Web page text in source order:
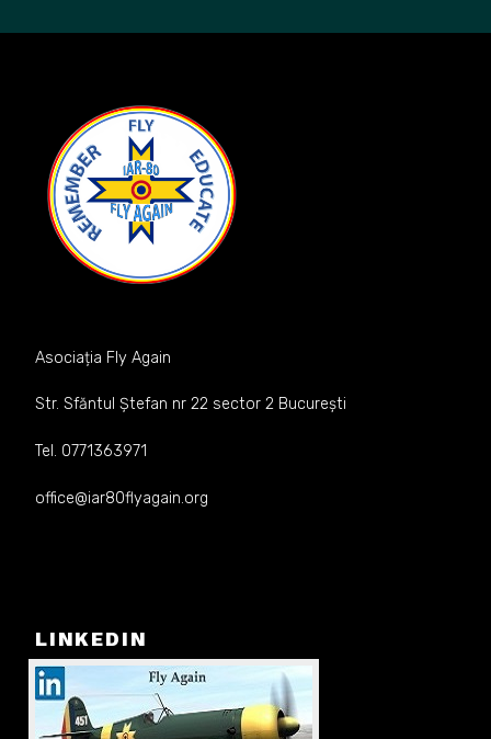
Asociația Fly Again
Str. Sfăntul Ștefan nr 22 sector 2 București
Tel. 0771363971
office@iar80flyagain.org
LINKEDIN